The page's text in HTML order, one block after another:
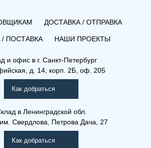
ДОСТАВКА / ОТПРАВКА
/ ПОСТАВКА НАШИ ПРОЕКТЫ
и офис в г. Санкт-Петербург
д. 14, корп. 2Б, оф. 205
Как добраться
в Ленинградской обл.
Свердлова, Петрова Дача, 27
Как добраться